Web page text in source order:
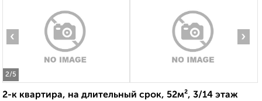
2/5
‹ ›
2-к квартира, на длительный срок, 52м², 3/14 этаж